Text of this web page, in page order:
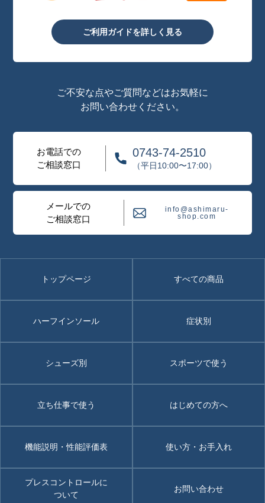
ご利用ガイドを詳しく見る
ご不安な点やご質問などはお気軽に
お問い合わせください。
お電話での
ご相談窓口
0743-74-2510
（平日10:00〜17:00）
メールでの
ご相談窓口
info@ashimaru-
shop.com
トップページ すべての商品
ハーフインソール 症状別
シューズ別 スポーツで使う
立ち仕事で使う はじめての方へ
機能説明・性能評価表 使い方・お手入れ
プレスコントロールに
ついて
お問い合わせ